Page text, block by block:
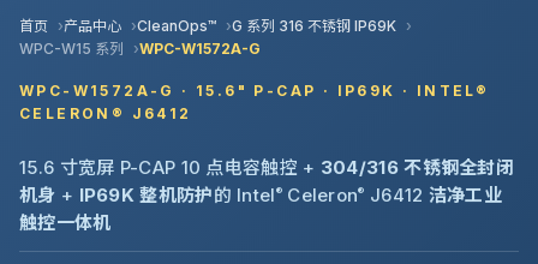
首页 产品中心 CleanOps™
G 系列 316 不锈钢 IP69K
WPC-W15 系列
WPC-W1572A-G
WPC-W1572A-G · 15.6" P-CAP · IP69K · INTEL®
CELERON® J6412
15.6 寸宽屏 P-CAP 10 点电容触控 + 304/316 不锈钢全封闭
机身 + IP69K 整机防护的 Intel®Celeron® J6412 洁净工业
触控一体机